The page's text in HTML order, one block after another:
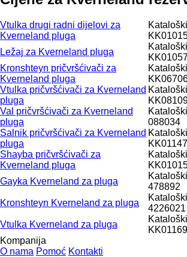
Vtulka drugi radni dijelovi za
Kverneland pluga
Ležaj za Kverneland pluga
Kronshteyn pričvršćivači za
Kverneland pluga
Vtulka pričvršćivači za Kverneland
pluga
Val pričvršćivači za Kverneland
pluga
088034
Salnik pričvršćivači za Kverneland
pluga
Shayba pričvršćivači za
Kverneland pluga
Gayka Kverneland za pluga
478892
Kronshteyn Kverneland za pluga
4226021
Vtulka Kverneland za pluga
Kompanija
O nama Pomoć Kontakti